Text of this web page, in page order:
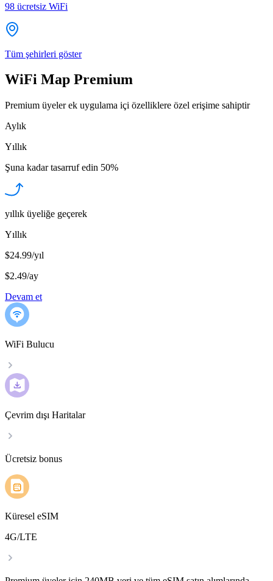
98 ücretsiz WiFi
Tüm şehirleri göster
WiFi Map Premium
Premium üyeler ek uygulama içi özelliklere özel erişime sahiptir
Aylık
Yıllık
Şuna kadar tasarruf edin 50%
yıllık üyeliğe geçerek
Yıllık
$24.99/yıl
$2.49/ay
Devam et
WiFi Bulucu
Çevrim dışı Haritalar
Ücretsiz bonus
Küresel eSIM
4G/LTE